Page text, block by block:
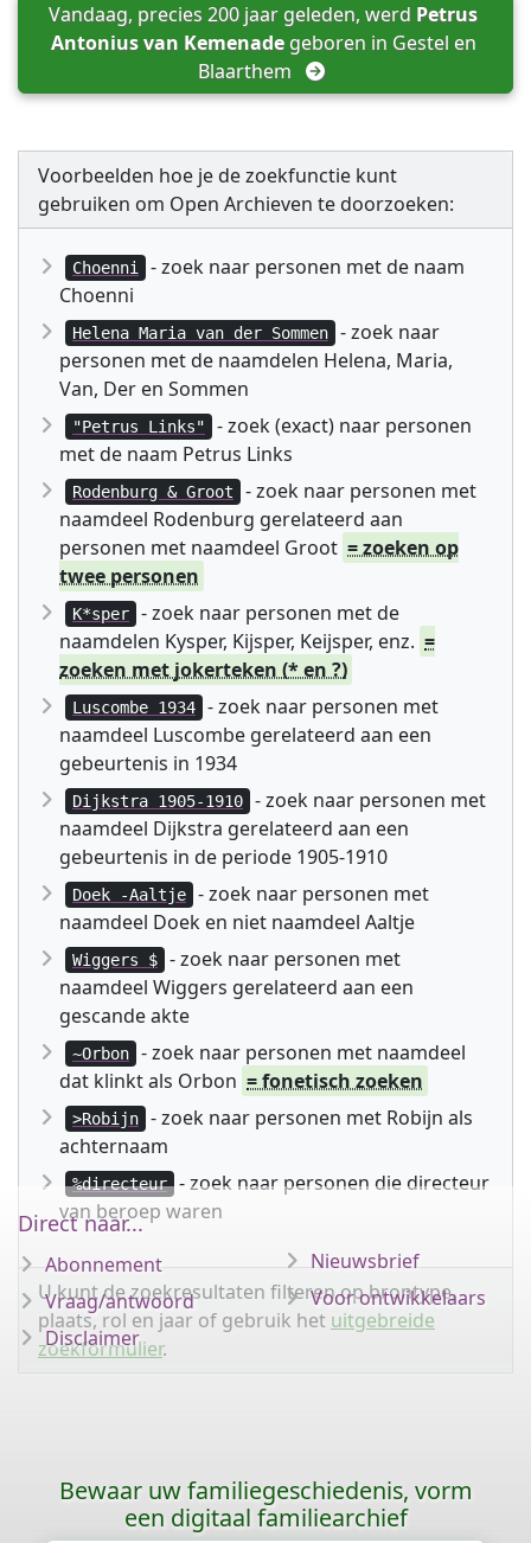
Vandaag, precies 200 jaar geleden, werd Petrus
Antonius van Kemenade geboren in Gestel en
Blaarthem
Voorbeelden hoe je de zoekfunctie kunt
gebruiken om Open Archieven te doorzoeken:
Choenni
- zoek naar personen met de naam
Choenni
Helena Maria van der Sommen
- zoek naar
personen met de naamdelen Helena, Maria,
Van, Der en Sommen
"Petrus Links"
- zoek (exact) naar personen
met de naam Petrus Links
Rodenburg & Groot
- zoek naar personen met
naamdeel Rodenburg gerelateerd aan
personen met naamdeel Groot = zoeken op
twee personen
K*sper
- zoek naar personen met de
naamdelen Kysper, Kijsper, Keijsper, enz. =
zoeken met jokerteken (* en ?)
Luscombe 1934
- zoek naar personen met
naamdeel Luscombe gerelateerd aan een
gebeurtenis in 1934
Dijkstra 1905-1910
- zoek naar personen met
naamdeel Dijkstra gerelateerd aan een
gebeurtenis in de periode 1905-1910
Doek -Aaltje
- zoek naar personen met
naamdeel Doek en niet naamdeel Aaltje
Wiggers $
- zoek naar personen met
naamdeel Wiggers gerelateerd aan een
gescande akte
~Orbon
- zoek naar personen met naamdeel
dat klinkt als Orbon = fonetisch zoeken
>Robijn
- zoek naar personen met Robijn als
achternaam
%directeur
- zoek naar personen die directeur
van beroep waren
U kunt de zoekresultaten filteren op brontype,
plaats, rol en jaar of gebruik het uitgebreide
zoekformulier.
Direct naar...
Abonnement
Vraag/antwoord
Disclaimer
Nieuwsbrief
Voor ontwikkelaars
Bewaar uw familiegeschiedenis, vorm
een digitaal familiearchief